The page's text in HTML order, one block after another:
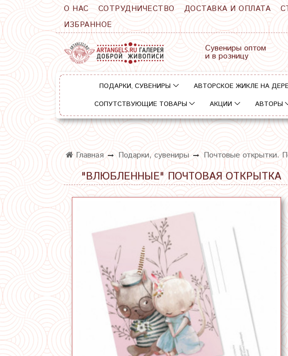
О НАС СОТРУДНИЧЕСТВО ДОСТАВКА И ОПЛАТА
ИЗБРАННОЕ
Сувениры оптом
и в розницу
ПОДАРКИ, СУВЕНИРЫ АВТОРСКОЕ ЖИКЛЕ НА
СОПУТСТВУЮЩИЕ ТОВАРЫ
АКЦИИ АВТОРЫ
Главная Подарки, сувениры Почтовые открытки.
"ВЛЮБЛЕННЫЕ" ПОЧТОВАЯ ОТКРЫТКА